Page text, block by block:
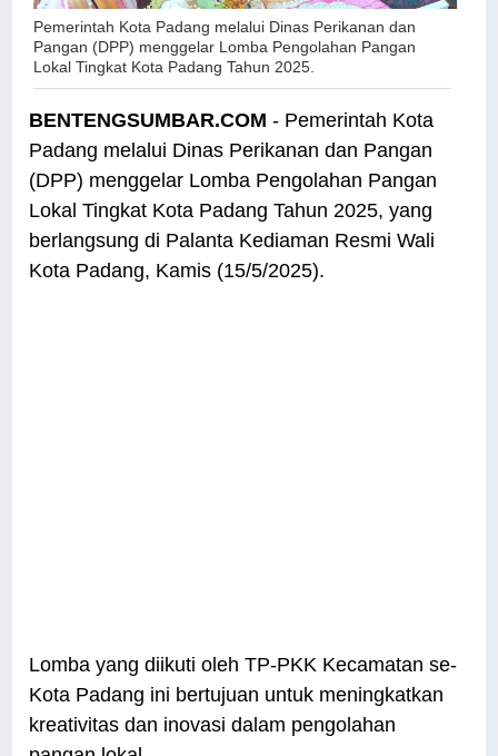
Pemerintah Kota Padang melalui Dinas Perikanan dan
Pangan (DPP) menggelar Lomba Pengolahan Pangan
Lokal Tingkat Kota Padang Tahun 2025.
BENTENGSUMBAR.COM - Pemerintah Kota
Padang melalui Dinas Perikanan dan Pangan
(DPP) menggelar Lomba Pengolahan Pangan
Lokal Tingkat Kota Padang Tahun 2025, yang
berlangsung di Palanta Kediaman Resmi Wali
Kota Padang, Kamis (15/5/2025).
Lomba yang diikuti oleh TP-PKK Kecamatan se-
Kota Padang ini bertujuan untuk meningkatkan
kreativitas dan inovasi dalam pengolahan